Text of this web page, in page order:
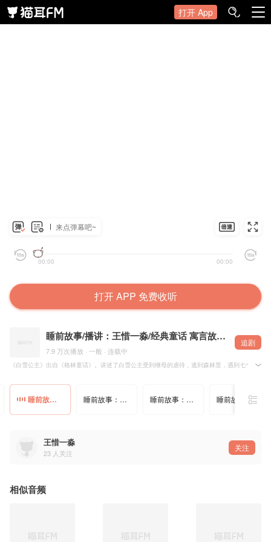
打开 App
来点弹幕吧~
00:00 00:00
打开 APP 免费收听
睡前故事/播讲：王惜一淼/经典童话 寓言故事 民间故事 神话传说
7.9 万次播放 · 一般 · 连载中
追剧
《白雪公主》出自《格林童话》。讲述了白雪公主受到继母的虐待，逃到森林里，遇到七个小
睡前故事：白雪公主（第04集） 睡前故事：白雪公主（第05集） 睡前故事：白雪公主（总集） 睡前故事：想要开花的胡萝卜
王惜一淼
23 人关注
关注
相似音频